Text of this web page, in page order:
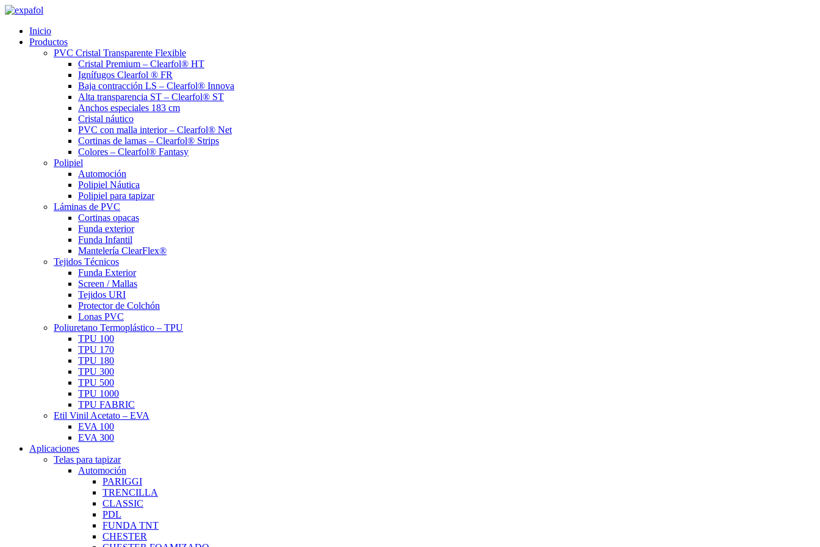
Ir
contenido
Inicio
Productos
PVC Cristal Transparente Flexible
Cristal Premium – Clearfol® HT
Ignífugos Clearfol ® FR
Baja contracción LS – Clearfol® Innova
Alta transparencia ST – Clearfol® ST
Anchos especiales 183 cm
Cristal náutico
PVC con malla interior – Clearfol® Net
Cortinas de lamas – Clearfol® Strips
Colores – Clearfol® Fantasy
Polipiel
Automoción
Polipiel Náutica
Polipiel para tapizar
Láminas de PVC
Cortinas opacas
Funda exterior
Funda Infantil
Mantelería ClearFlex®
Tejidos Técnicos
Funda Exterior
Screen / Mallas
Tejidos URI
Protector de Colchón
Lonas PVC
Poliuretano Termoplástico – TPU
TPU 100
TPU 170
TPU 180
TPU 300
TPU 500
TPU 1000
TPU FABRIC
Etil Vinil Acetato – EVA
EVA 100
EVA 300
Aplicaciones
Telas para tapizar
Automoción
PARIGGI
TRENCILLA
CLASSIC
PDL
FUNDA TNT
CHESTER